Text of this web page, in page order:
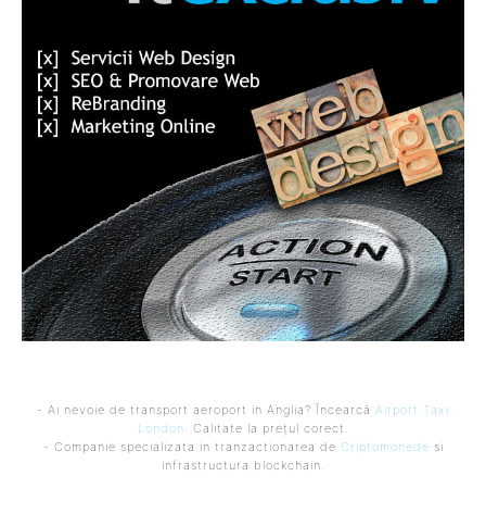
- Ai nevoie de transport aeroport in Anglia? Încearcă Airport Taxi
London. Calitate la prețul corect.
- Companie specializata in tranzactionarea de Criptomonede si
infrastructura blockchain.